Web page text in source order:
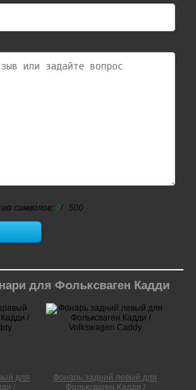
символов: 0/ 500
для Фольксваген Кадди
для
/
Фонарь задний левый для
Фольксваген Кадди /